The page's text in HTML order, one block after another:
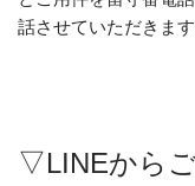
話させていただきます
▽LINEから